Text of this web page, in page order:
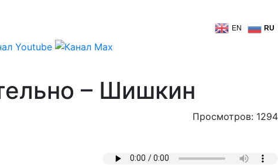
EN RU
– Шишкин
Просмотров: 1294